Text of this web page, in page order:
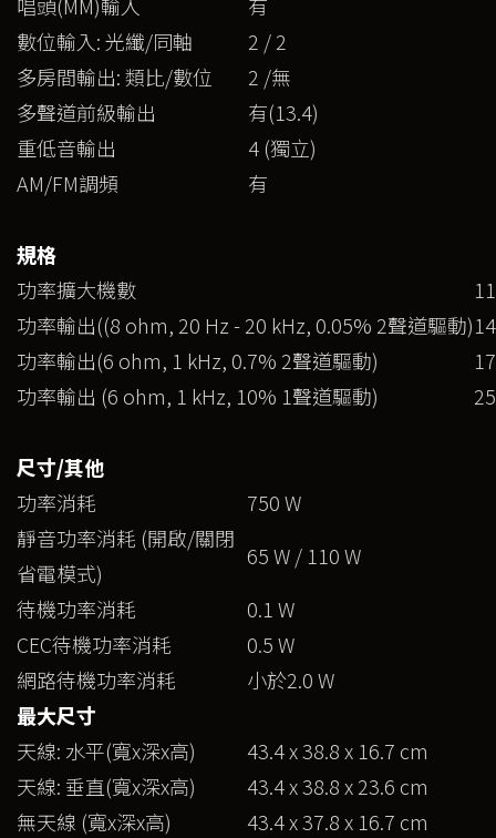
唱頭(MM)輸入
有
數位輸入: 光纖/同軸
2 / 2
多房間輸出: 類比/數位
2 /無
多聲道前級輸出
有(13.4)
重低音輸出
4 (獨立)
AM/FM調頻
有
規格
功率擴大機數
11
功率輸出((8 ohm, 20 Hz - 20 kHz, 0.05% 2聲道驅動)
功率輸出(6 ohm, 1 kHz, 0.7% 2聲道驅動)
功率輸出 (6 ohm, 1 kHz, 10% 1聲道驅動)
尺寸/其他
功率消耗
750 W
靜音功率消耗 (開啟/關閉
省電模式)
65 W / 110 W
待機功率消耗
0.1 W
CEC待機功率消耗
0.5 W
網路待機功率消耗
小於2.0 W
最大尺寸
天線: 水平(寬x深x高)
43.4 x 38.8 x 16.7 cm
天線: 垂直(寬x深x高)
43.4 x 38.8 x 23.6 cm
無天線 (寬x深x高)
43.4 x 37.8 x 16.7 cm